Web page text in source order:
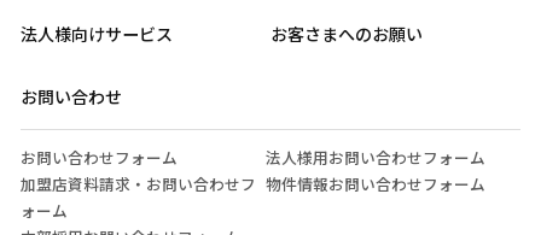
法人様向けサービス お客さまへのお願い
お問い合わせ
お問い合わせフォーム
法人様用お問い合わせフォーム
加盟店資料請求・お問い合わせフ
ォーム
物件情報お問い合わせフォーム